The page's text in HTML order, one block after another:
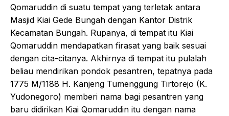
Qomaruddin di suatu tempat yang terletak antara
Masjid Kiai Gede Bungah dengan Kantor Distrik
Kecamatan Bungah. Rupanya, di tempat itu Kiai
Qomaruddin mendapatkan firasat yang baik sesuai
dengan cita-citanya. Akhirnya di tempat itu pulalah
beliau mendirikan pondok pesantren, tepatnya pada
1775 M/1188 H. Kanjeng Tumenggung Tirtorejo (K.
Yudonegoro) memberi nama bagi pesantren yang
baru didirikan Kiai Qomaruddin itu dengan nama